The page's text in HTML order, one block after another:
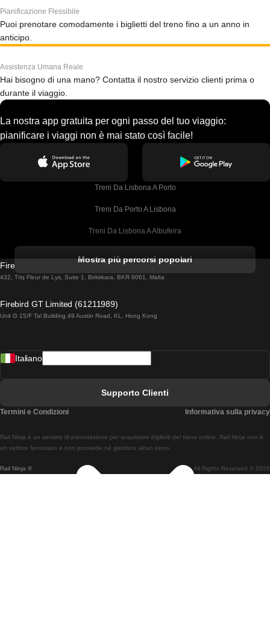
Pianificazione Flessibile
Puoi prenotare comodamente i biglietti del treno fino a un anno in
anticipo.
Assistenza Umana Reale
Hai bisogno di una mano? Contatta il nostro servizio clienti prima o
durante il viaggio.
La nostra app gratuita per ogni passo del tuo viaggio:
pianificare i viaggi non è mai stato così facile!
Treni Da Lisbona A Porto
Treni Da Porto A Lisbona
Treni Da Lisbona A Albufeira
Treni Da Lisbona A Lagos
Treni Da Lisbona A Madrid
Treni Da Lisbon A Braga
Treni Da Braga A Lisbona
Mostra più percorsi popolari
Firebird GT Limited (OC 1451)
432, Triq Fleur de Lys, Suite 1, Birkirkara, BKR 9061, Malta
Firebird GT Limited (61211989)
Unit G 15/F Tal Building 49 Austin Road, KL, Hong Kong
Rail Ninja ® All Rights Reserved © 2026
Rail Ninja è un servizio di prenotazione per acquistare biglietti del treno online. Rail Ninja non è
un vettore ferroviario e non possiede né gestisce alcun treno.
Italiano
Supporto Clienti
Termini e Condizioni Informativa sulla privacy